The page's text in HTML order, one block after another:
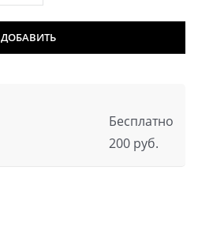
ДОБАВИТЬ
Бесплатно
200 руб.